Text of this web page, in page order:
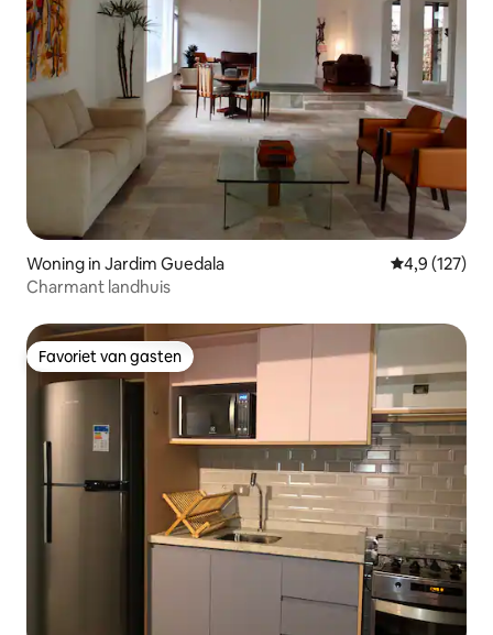
Woning in Jardim Guedala Gemiddelde
4,9 (127)
Charmant landhuis
Favoriet van gasten
Favoriet van gasten